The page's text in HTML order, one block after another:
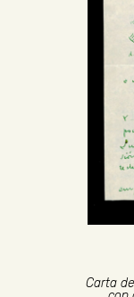
Carta